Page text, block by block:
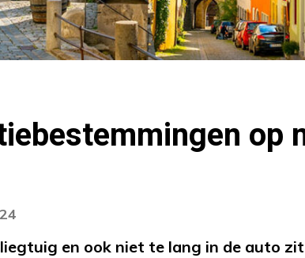
op
en ook niet te lang in de auto